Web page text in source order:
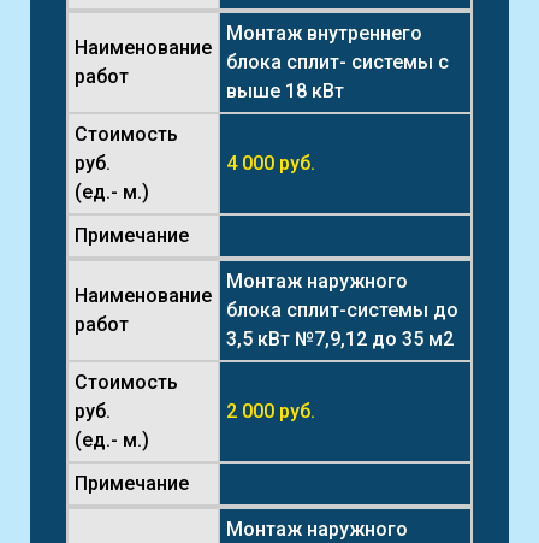
Наименование
работ
Монтаж внутреннего
блока сплит- системы с
выше 18 кВт
Стоимость
руб.
(ед.- м.)
4 000 руб.
Примечание
Наименование
работ
Монтаж наружного
блока сплит-системы до
3,5 кВт №7,9,12 до 35 м2
Стоимость
руб.
(ед.- м.)
2 000 руб.
Примечание
Монтаж наружного